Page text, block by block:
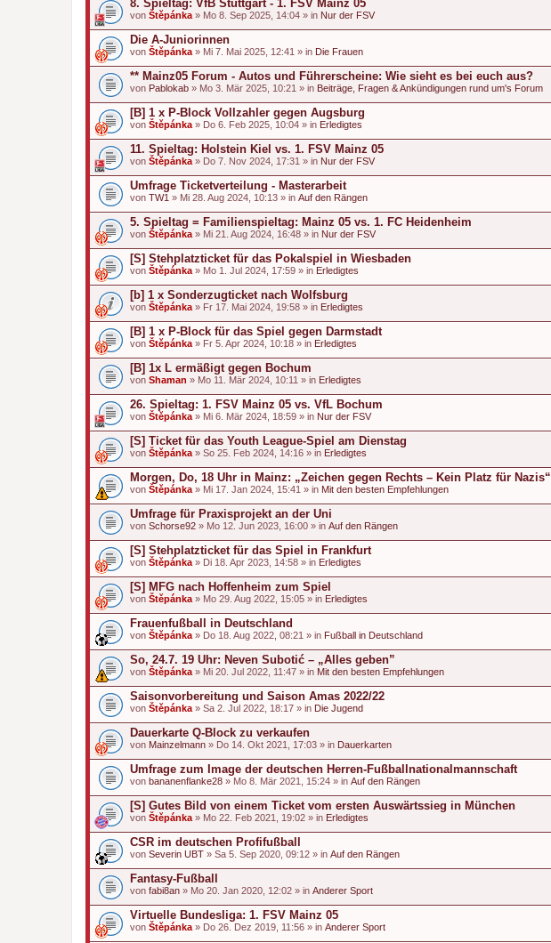
8. Spieltag: VfB Stuttgart - 1. FSV Mainz 05
von Štěpánka » Mo 8. Sep 2025, 14:04 » in Nur der FSV
Die A-Juniorinnen
von Štěpánka » Mi 7. Mai 2025, 12:41 » in Die Frauen
** Mainz05 Forum - Autos und Führerscheine: Wie sieht es bei euch aus?
von Pablokab » Mo 3. Mär 2025, 10:21 » in Beiträge, Fragen & Ankündigungen rund um's Forum
[B] 1 x P-Block Vollzahler gegen Augsburg
von Štěpánka » Do 6. Feb 2025, 10:04 » in Erledigtes
11. Spieltag: Holstein Kiel vs. 1. FSV Mainz 05
von Štěpánka » Do 7. Nov 2024, 17:31 » in Nur der FSV
Umfrage Ticketverteilung - Masterarbeit
von TW1 » Mi 28. Aug 2024, 10:13 » in Auf den Rängen
5. Spieltag = Familienspieltag: Mainz 05 vs. 1. FC Heidenheim
von Štěpánka » Mi 21. Aug 2024, 16:48 » in Nur der FSV
[S] Stehplatzticket für das Pokalspiel in Wiesbaden
von Štěpánka » Mo 1. Jul 2024, 17:59 » in Erledigtes
[b] 1 x Sonderzugticket nach Wolfsburg
von Štěpánka » Fr 17. Mai 2024, 19:58 » in Erledigtes
[B] 1 x P-Block für das Spiel gegen Darmstadt
von Štěpánka » Fr 5. Apr 2024, 10:18 » in Erledigtes
[B] 1x L ermäßigt gegen Bochum
von Shaman » Mo 11. Mär 2024, 10:11 » in Erledigtes
26. Spieltag: 1. FSV Mainz 05 vs. VfL Bochum
von Štěpánka » Mi 6. Mär 2024, 18:59 » in Nur der FSV
[S] Ticket für das Youth League-Spiel am Dienstag
von Štěpánka » So 25. Feb 2024, 14:16 » in Erledigtes
Morgen, Do, 18 Uhr in Mainz: „Zeichen gegen Rechts – Kein Platz für Nazis“
von Štěpánka » Mi 17. Jan 2024, 15:41 » in Mit den besten Empfehlungen
Umfrage für Praxisprojekt an der Uni
von Schorse92 » Mo 12. Jun 2023, 16:00 » in Auf den Rängen
[S] Stehplatzticket für das Spiel in Frankfurt
von Štěpánka » Di 18. Apr 2023, 14:58 » in Erledigtes
[S] MFG nach Hoffenheim zum Spiel
von Štěpánka » Mo 29. Aug 2022, 15:05 » in Erledigtes
Frauenfußball in Deutschland
von Štěpánka » Do 18. Aug 2022, 08:21 » in Fußball in Deutschland
So, 24.7. 19 Uhr: Neven Subotić – „Alles geben”
von Štěpánka » Mi 20. Jul 2022, 11:47 » in Mit den besten Empfehlungen
Saisonvorbereitung und Saison Amas 2022/22
von Štěpánka » Sa 2. Jul 2022, 18:17 » in Die Jugend
Dauerkarte Q-Block zu verkaufen
von Mainzelmann » Do 14. Okt 2021, 17:03 » in Dauerkarten
Umfrage zum Image der deutschen Herren-Fußballnationalmannschaft
von bananenflanke28 » Mo 8. Mär 2021, 15:24 » in Auf den Rängen
[S] Gutes Bild von einem Ticket vom ersten Auswärtssieg in München
von Štěpánka » Mo 22. Feb 2021, 19:02 » in Erledigtes
CSR im deutschen Profifußball
von Severin UBT » Sa 5. Sep 2020, 09:12 » in Auf den Rängen
Fantasy-Fußball
von fabi8an » Mo 20. Jan 2020, 12:02 » in Anderer Sport
Virtuelle Bundesliga: 1. FSV Mainz 05
von Štěpánka » Do 26. Dez 2019, 11:56 » in Anderer Sport